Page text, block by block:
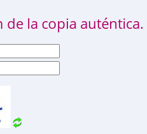
de la copia auténtica.